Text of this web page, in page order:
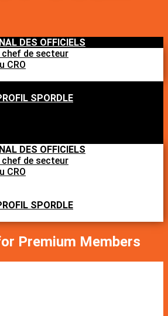
DES OFFICIELS
de secteur
CRO
SPORDLE
DES OFFICIELS
de secteur
CRO
SPORDLE
Premium Members